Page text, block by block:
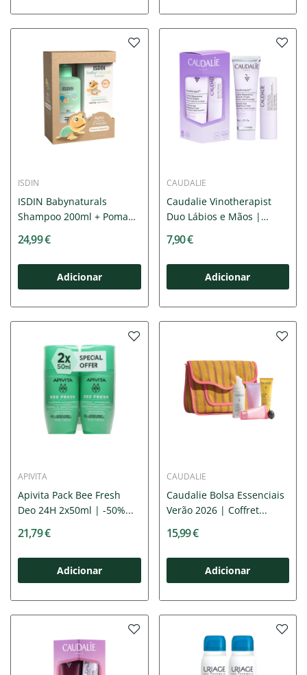
ISDIN
ISDIN Babynaturals
Shampoo 200ml + Pomada
24,99 €
Adicionar
CAUDALIE
Caudalie Vinotherapist
Duo Lábios e Mãos |
7,90 €
Adicionar
APIVITA
Apivita Pack Bee Fresh
Deo 24H 2x50ml | -50%...
21,79 €
Adicionar
CAUDALIE
Caudalie Bolsa Essenciais
Verão 2026 | Coffret...
15,99 €
Adicionar